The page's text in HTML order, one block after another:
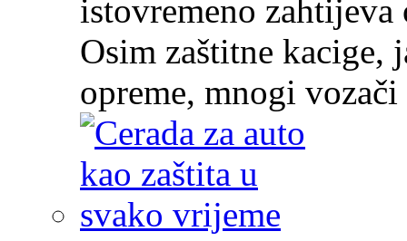
istovremeno
Osim zaštitne kacige,
opreme, mnogi